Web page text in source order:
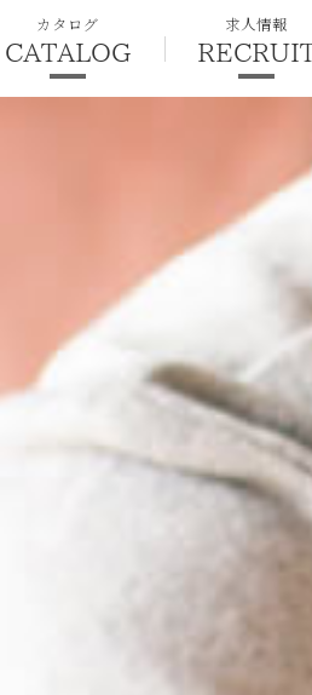
カタログ
CATALOG
求人情報